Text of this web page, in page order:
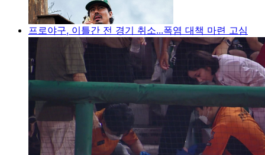
프로야구, 이틀간 전 경기 취소...폭염 대책 마련 고심